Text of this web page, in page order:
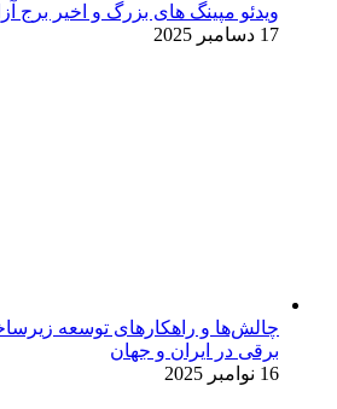
ویدئو مپینگ های بزرگ و اخیر برج
17 دسامبر 2025
چالش‌ها و راهکارهای توسعه
برقی در ایران و جهان
16 نوامبر 2025